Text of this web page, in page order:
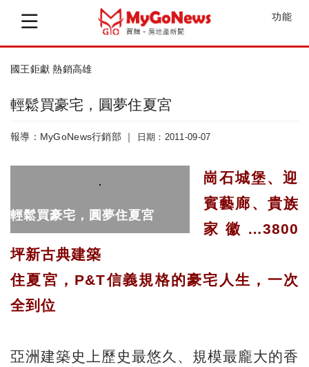
功能
國王鉅獻 熱銷高雄
輕鬆買豪宅，圓夢住夏宮
報導：MyGoNews行銷部 ｜ 日期：2011-09-07
輕鬆買豪宅，圓夢住夏宮
崗石城堡、迎
賓藝廊、貴族
家徽…3800
坪新古典建築
住夏宮，P&T信義規格的豪宅人生，一次
全到位
亞洲建築史上歷史最悠久、規模最龐大的香